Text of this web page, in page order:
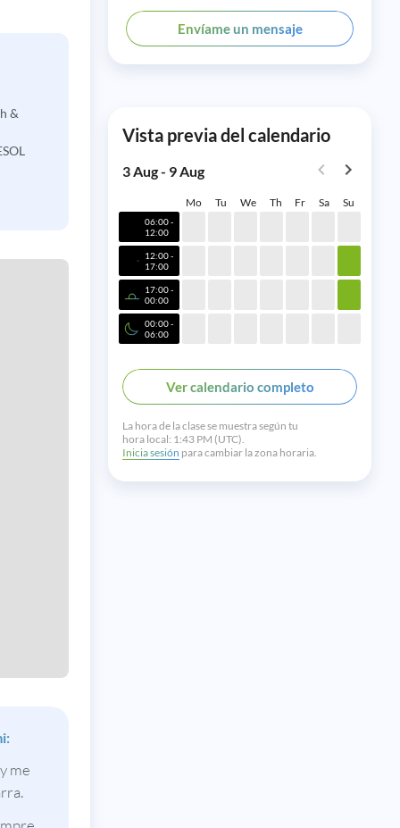
&
me
Envíame un mensaje
Vista previa del calendario
3 Aug - 9 Aug
Mo Tu We Th Fr Sa Su
06:00 -
12:00
12:00 -
17:00
17:00 -
00:00
00:00 -
06:00
Ver calendario completo
La hora de la clase se muestra según tu
hora local: 1:43 PM (UTC).
Inicia sesión para cambiar la zona horaria.